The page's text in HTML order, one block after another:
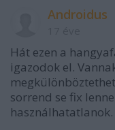
Androidus
Hát ezen a
igazodok el.
sorrend se fix
használhatatlanok.